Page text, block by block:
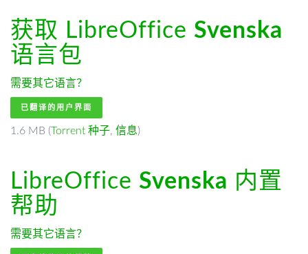
获取 LibreOffice Svenska
语言包
需要其它语言？
已翻译的用户界面
1.6 MB (Torrent 种子, 信息)
LibreOffice Svenska 内置
帮助
需要其它语言？